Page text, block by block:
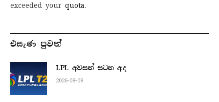
exceeded your quota.
එසැණ පුව​ත්
LPL අවසන් සටන අද
2026-08-08